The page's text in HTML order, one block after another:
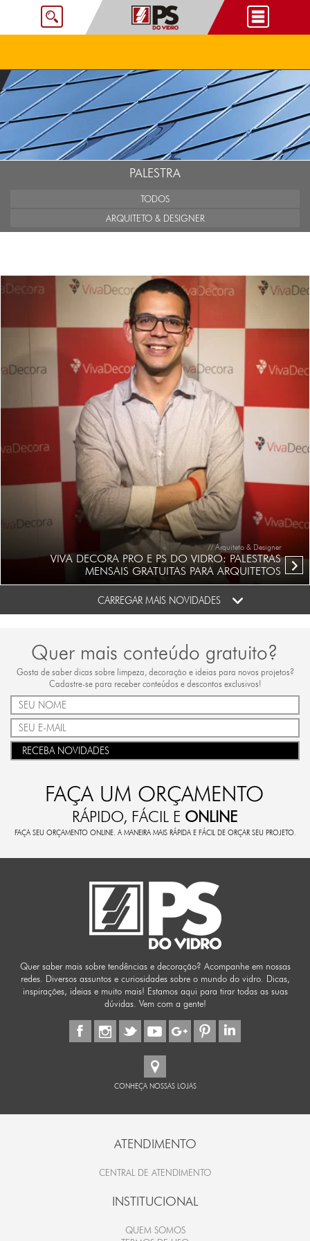
PALESTRA
TODOS
ARQUITETO & DESIGNER
// Arquiteto & Designer
VIVA DECORA PRO E PS DO VIDRO: PALESTRAS
MENSAIS GRATUITAS PARA ARQUITETOS
CARREGAR MAIS NOVIDADES
Quer mais conteúdo gratuito?
Gosta de saber dicas sobre limpeza, decoração e ideias para novos projetos?
Cadastre-se para receber conteúdos e descontos exclusivos!
RECEBA NOVIDADES
FAÇA UM ORÇAMENTO
RÁPIDO, FÁCIL E ONLINE
FAÇA SEU ORÇAMENTO ONLINE. A MANEIRA MAIS RÁPIDA E FÁCIL DE ORÇAR SEU PROJETO.
Quer saber mais sobre tendências e decoração? Acompanhe em nossas
redes. Diversos assuntos e curiosidades sobre o mundo do vidro. Dicas,
inspirações, ideias e muito mais! Estamos aqui para tirar todas as suas
dúvidas. Vem com a gente!
CONHEÇA NOSSAS LOJAS
ATENDIMENTO
CENTRAL DE ATENDIMENTO
INSTITUCIONAL
QUEM SOMOS